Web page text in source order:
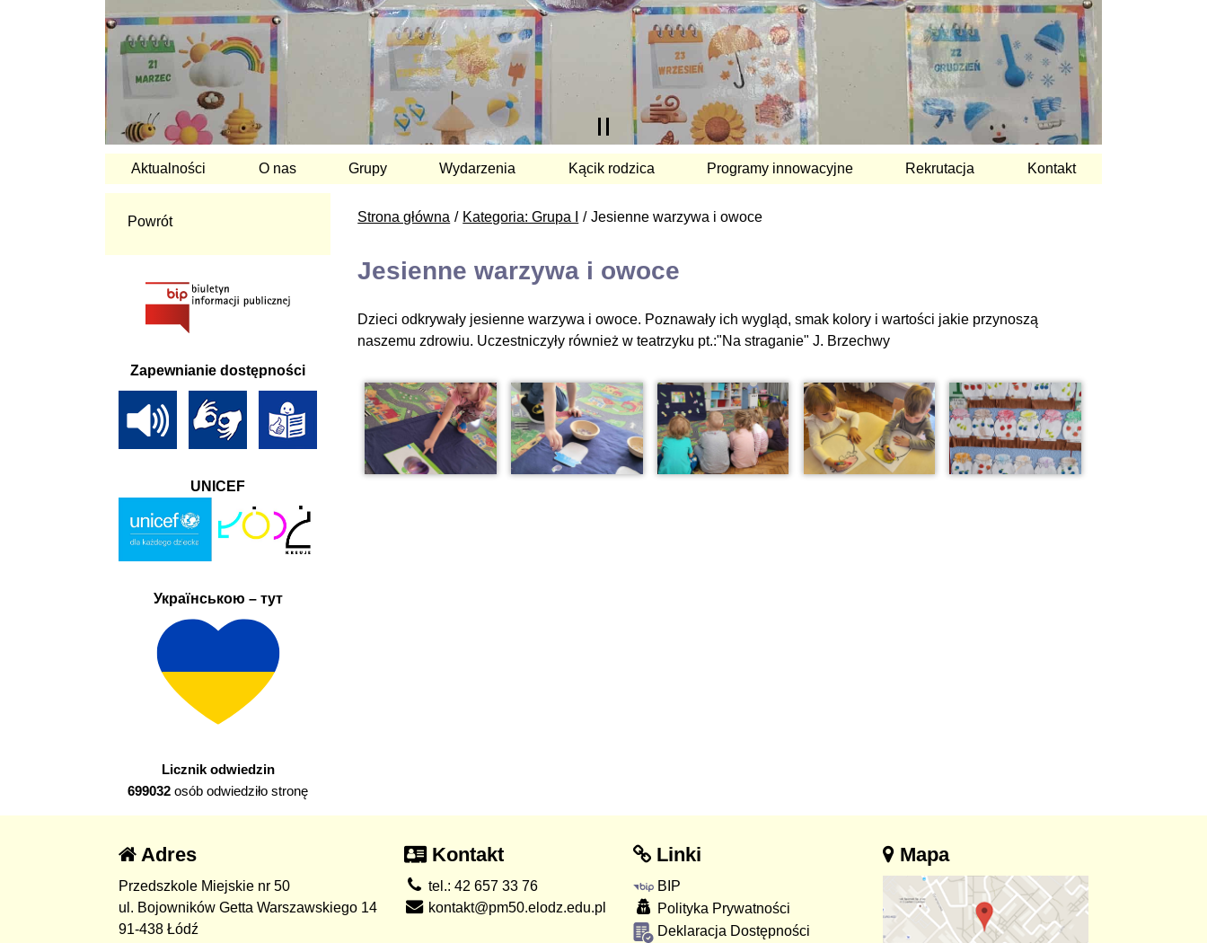
Aktualności O nas Grupy Wydarzenia Kącik rodzica Programy innowacyjne Rekrutacja Kontakt
Strona główna Kategoria: Grupa I Jesienne warzywa i owoce
Jesienne warzywa i owoce
Dzieci odkrywały jesienne warzywa i owoce. Poznawały ich wygląd, smak kolory i wartości jakie przynoszą
naszemu zdrowiu. Uczestniczyły również w teatrzyku pt.:"Na straganie" J. Brzechwy
Powrót
Zapewnianie dostępności
UNICEF
Українською – тут
Licznik odwiedzin
699032 osób odwiedziło stronę
Adres
Przedszkole Miejskie nr 50
ul. Bojowników Getta Warszawskiego 14
91-438 Łódź
Kontakt
tel.: 42 657 33 76
kontakt@pm50.elodz.edu.pl
Linki
BIP
Polityka Prywatności
Deklaracja Dostępności
Mapa